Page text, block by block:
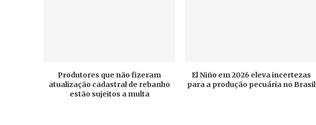
Produtores que não fizeram
atualização cadastral de rebanho
estão sujeitos a multa
El Niño em 2026 eleva incertezas
para a produção pecuária no Brasil